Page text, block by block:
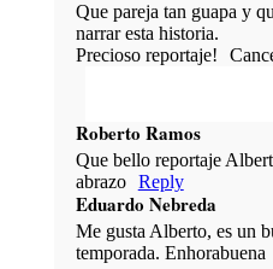
POST COMMENT
Que pareja tan guapa y
narrar esta historia.
Precioso reportaje!
Your email isnever
Required fields are
Roberto Ramos
Que bello reportaje
abrazo
Reply
Eduardo Nebreda
Me gusta Alberto, es un
temporada. Enhorabuena